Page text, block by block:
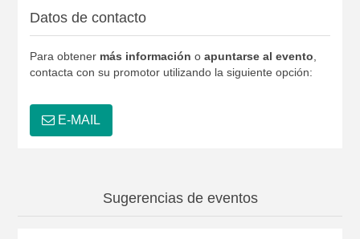
Datos de contacto
Para obtener más información o apuntarse al evento
contacta con su promotor utilizando la siguiente opción:
E-MAIL
Sugerencias de eventos